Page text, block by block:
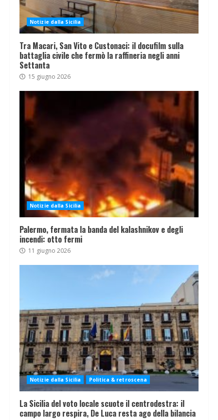
Notizie dalla Sicilia
Tra Macari, San Vito e Custonaci: il docufilm sulla
battaglia civile che fermò la raffineria negli anni
Settanta
15 giugno 2026
Notizie dalla Sicilia
Palermo, fermata la banda del kalashnikov e degli
incendi: otto fermi
11 giugno 2026
Notizie dalla Sicilia Politica & retroscena
La Sicilia del voto locale scuote il centrodestra: il
campo largo respira, De Luca resta ago della bilancia